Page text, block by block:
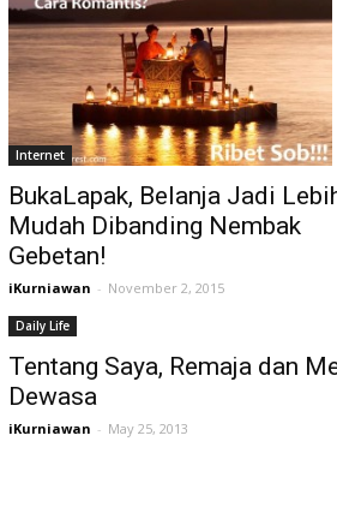
Internet
BukaLapak, Belanja Jadi
Mudah Dibanding Nembak
Gebetan!
iKurniawan - November 2, 2015
Daily Life
Tentang Saya, Remaja dan
Dewasa
iKurniawan - May 25, 2013